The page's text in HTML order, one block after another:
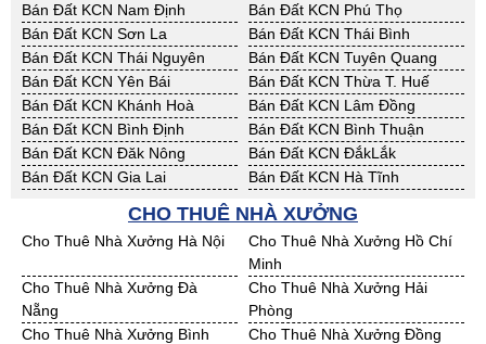
Bán Đất KCN Nam Định
Bán Đất KCN Phú Thọ
Bán Đất KCN Sơn La
Bán Đất KCN Thái Bình
Bán Đất KCN Thái Nguyên
Bán Đất KCN Tuyên Quang
Bán Đất KCN Yên Bái
Bán Đất KCN Thừa T. Huế
Bán Đất KCN Khánh Hoà
Bán Đất KCN Lâm Đồng
Bán Đất KCN Bình Định
Bán Đất KCN Bình Thuận
Bán Đất KCN Đăk Nông
Bán Đất KCN ĐắkLắk
Bán Đất KCN Gia Lai
Bán Đất KCN Hà Tĩnh
Bán Đất KCN Nghệ An
Bán Đất KCN Ninh Thuận
Bán Đất KCN Phú Yên
Bán Đất KCN Quảng Bình
Bán Đất KCN Quảng Nam
Bán Đất KCN Quảng Ngãi
Bán Đất KCN Bà Rịa - VT
Bán Đất KCN Cần Thơ
Bán Đất KCN An Giang
Bán Đất KCN Bạc Liêu
Bán Đất KCN Bến Tre
CHO THUÊ NHÀ XƯỞNG
Cho Thuê Nhà Xưởng Hà Nội
Cho Thuê Nhà Xưởng Hồ Chí
Minh
Cho Thuê Nhà Xưởng Đà
Nẵng
Cho Thuê Nhà Xưởng Hải
Phòng
Cho Thuê Nhà Xưởng Bình
Cho Thuê Nhà Xưởng Đồng